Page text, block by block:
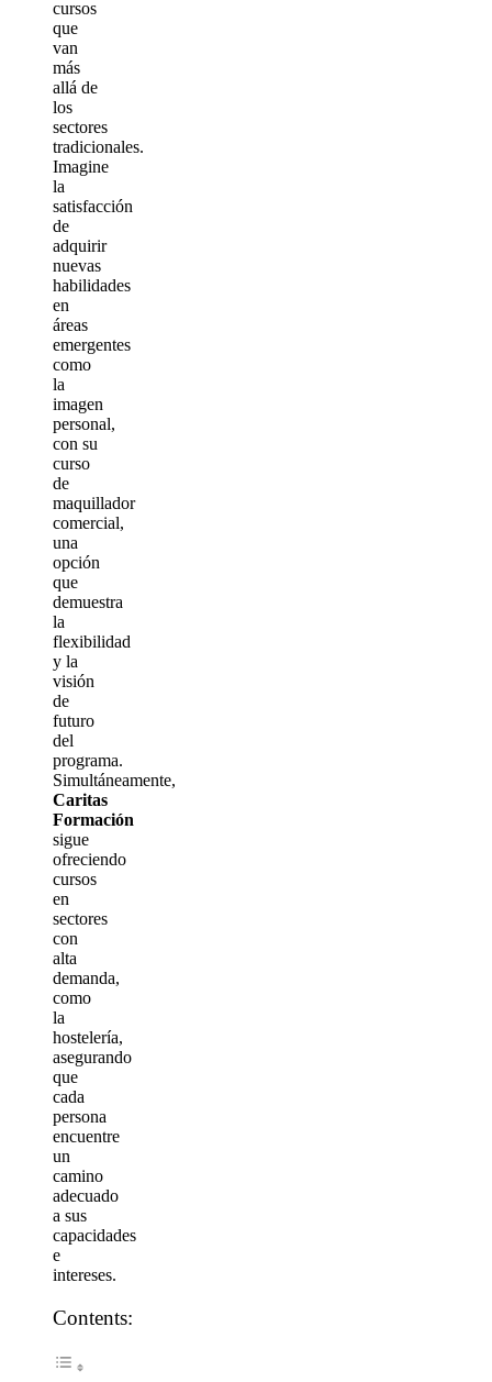
cursos
que
van
más
allá de
los
sectores
tradicionales.
Imagine
la
satisfacción
de
adquirir
nuevas
habilidades
en
áreas
emergentes
como
la
imagen
personal,
con su
curso
de
maquillador
comercial,
una
opción
que
demuestra
la
flexibilidad
y la
visión
de
futuro
del
programa.
Simultáneamente,
Caritas
Formación
sigue
ofreciendo
cursos
en
sectores
con
alta
demanda,
como
la
hostelería,
asegurando
que
cada
persona
encuentre
un
camino
adecuado
a sus
capacidades
e
intereses.
Contents: